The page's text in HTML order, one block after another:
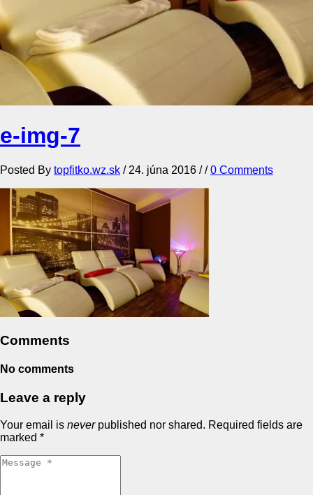
e-img-7
Posted By topfitko.wz.sk / 24. júna 2016 / /0 Comments
Comments
No comments
Leave a reply
Your email is neverpublished nor shared. Required fields are
marked *